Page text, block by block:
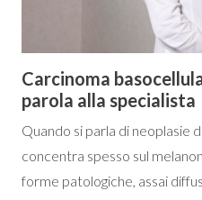
Carcinoma
parola alla specialista
Quando si parla di neoplasie
concentra spesso sul
forme patologiche, assai